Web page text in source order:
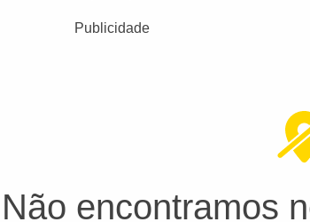
Publicidade
Não encontramos